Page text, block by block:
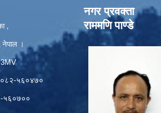
,
नेपाल ।
५६०४७०
५६०७००
नगर प्रवक्ता
राममणि पाण्डे